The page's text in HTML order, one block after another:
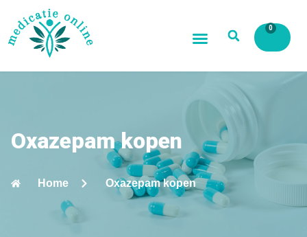
0
Oxazepam kopen
Home Oxazepam kopen